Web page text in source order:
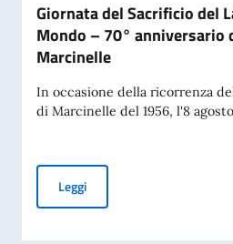
Giornata del Sacrificio del
Mondo – 70° anniversario
Marcinelle
In occasione della ricorrenza
di Marcinelle del 1956, l'8
LeggiGiornata del Sacrificio del